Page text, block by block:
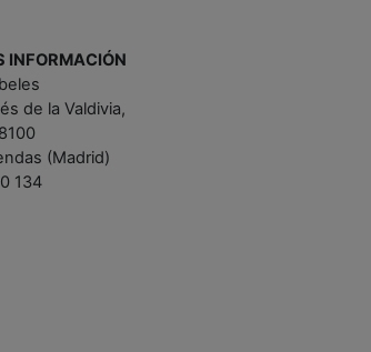
INFORMACIÓN
de la Valdivia,
(Madrid)
134